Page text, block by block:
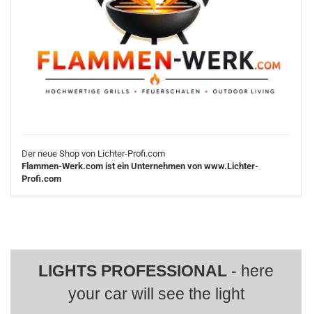
Der neue Shop von Lichter-Profi.com
Flammen-Werk.com ist ein Unternehmen von www.Lichter-
Profi.com
LIGHTS PROFESSIONAL - here
your car will see the light